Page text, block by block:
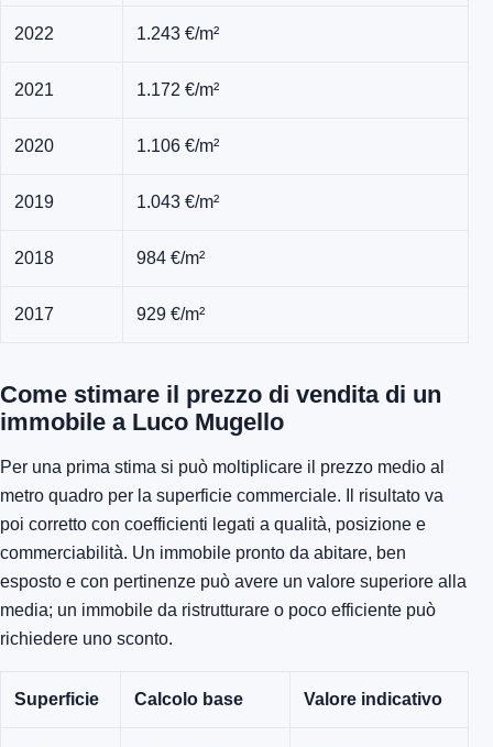
2022 1.243 €/m²
2021 1.172 €/m²
2020 1.106 €/m²
2019 1.043 €/m²
2018 984 €/m²
2017 929 €/m²
Come stimare il prezzo di vendita di un
immobile a Luco Mugello
Per una prima stima si può moltiplicare il prezzo medio al
metro quadro per la superficie commerciale. Il risultato va
poi corretto con coefficienti legati a qualità, posizione e
commerciabilità. Un immobile pronto da abitare, ben
esposto e con pertinenze può avere un valore superiore alla
media; un immobile da ristrutturare o poco efficiente può
richiedere uno sconto.
Superficie Calcolo base Valore indicativo